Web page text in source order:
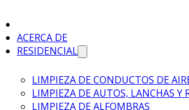
ACERCA DE
RESIDENCIAL
LIMPIEZA DE CONDUCTOS DE
LIMPIEZA DE AUTOS, LANCHAS Y
LIMPIEZA DE ALFOMBRAS